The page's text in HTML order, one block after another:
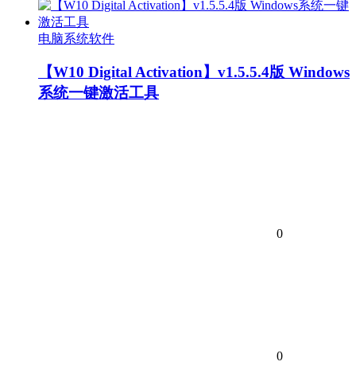
电脑系统软件
【W10 Digital Activation】v1.5.5.4版 Windows
系统一键激活工具
0
0